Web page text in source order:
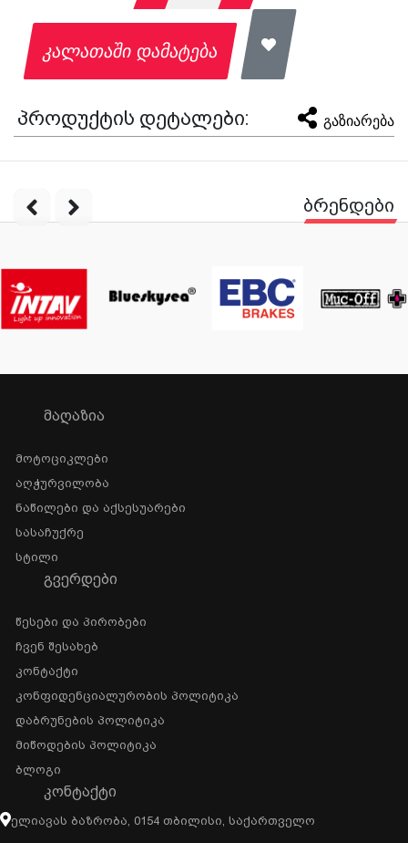
კალათაში დამატება
პროდუქტის დეტალები: გაზიარება
ბრენდები
ᲛᲐᲦᲐᲖᲘᲐ
Მოტოციკლები
Აღჭურვილობა
Ნაწილები Და Აქსესუარები
Სასაჩუქრე
Სტილი
ᲒᲕᲔᲠᲓᲔᲑᲘ
Წესები Და Პირობები
Ჩვენ Შესახებ
Კონტაქტი
Კონფიდენციალურობის Პოლიტიკა
Დაბრუნების Პოლიტიკა
Მიწოდების Პოლიტიკა
Ბლოგი
ᲙᲝᲜᲢᲐᲥᲢᲘ
Ელიავას Ბაზრობა, 0154 Თბილისი, Საქართველო